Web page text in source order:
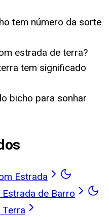
tem número da sorte
estrada de terra?
tem significado
bicho para sonhar
Estrada
de Barro